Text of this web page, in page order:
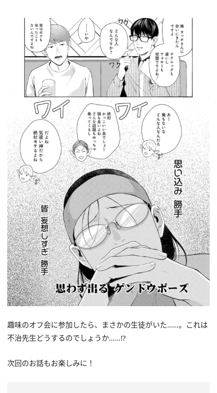
趣味のオフ会に参加したら、まさかの生徒がいた……。これは
不治先生どうするのでしょうか……!?
次回のお話もお楽しみに！